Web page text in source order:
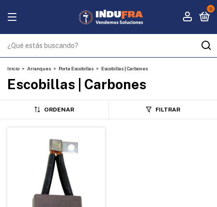
0
Inicio > Arranques > Porta Escobillas > Escobillas | Carbones
Escobillas | Carbones
ORDENAR FILTRAR